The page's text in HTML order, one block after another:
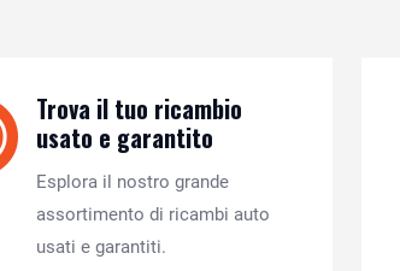
Trova il tuo ricambio
usato e garantito
Esplora il nostro grande
assortimento di ricambi auto
usati e garantiti.